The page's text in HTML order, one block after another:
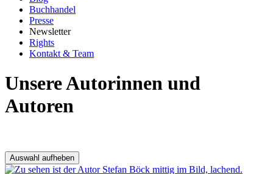
Buchhandel
Presse
Newsletter
Rights
Kontakt & Team
Unsere Autorinnen und
Autoren
Ergebnisfilter
Auswahl aufheben